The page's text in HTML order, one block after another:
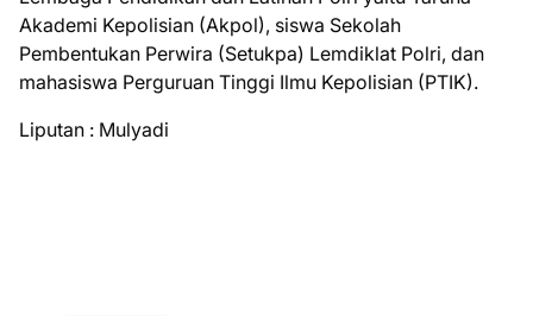
Akademi Kepolisian (Akpol), siswa Sekolah
Pembentukan Perwira (Setukpa) Lemdiklat Polri, dan
mahasiswa Perguruan Tinggi Ilmu Kepolisian (PTIK).
Liputan : Mulyadi